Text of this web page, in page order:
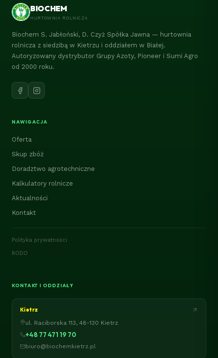
BIOCHEM
HURTOWNIA ROLNICZA
Biochem S. Jabłoński, D. Czyż Spółka Jawna — hurtownia
rolnicza z siedzibą w Kietrzu i oddziałem w Białej.
Autoryzowany dystrybutor Grupy Azoty, Pioneer i Sumi Agro
od 2000 roku.
NAWIGACJA
Oferta
Skup zbóż
Doradztwo agrotechniczne
Kalkulatory rolnicze
Aktualności
Kontakt
Polityka prywatności
RODO
KONTAKT I ODDZIAŁY
Kietrz
ul. Raciborska 113, 48-130 Kietrz
+48 77 471 19 70
biuro@biochemkietrz.pl